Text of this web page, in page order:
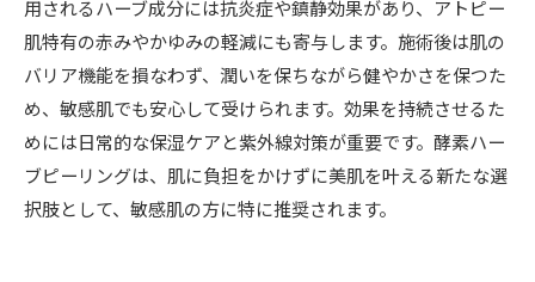
用されるハーブ成分には抗炎症や鎮静効果があり、アトピー
肌特有の赤みやかゆみの軽減にも寄与します。施術後は肌の
バリア機能を損なわず、潤いを保ちながら健やかさを保つた
め、敏感肌でも安心して受けられます。効果を持続させるた
めには日常的な保湿ケアと紫外線対策が重要です。酵素ハー
ブピーリングは、肌に負担をかけずに美肌を叶える新たな選
択肢として、敏感肌の方に特に推奨されます。